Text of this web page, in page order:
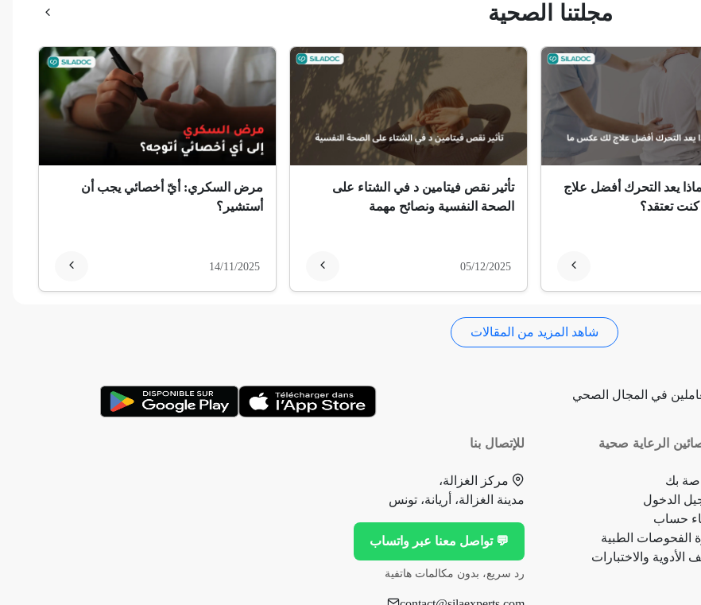
مجلتنا الصحية
يعد التحرك أفضل علاج
تعتقد؟
تأثير نقص فيتامين د في الشتاء على
الصحة النفسية ونصائح مهمة
05/12/2025
مرض السكري: أيّ أخصائي يجب أن
أستشير؟
14/11/2025
شاهد المزيد من المقالات
في المجال الصحي
الرعاية صحية
بك
الدخول
حساب
الفحوصات الطبية
الأدوية والاختبارات
للإتصال بنا
مركز الغزالة،
مدينة الغزالة، أريانة، تونس
💬 تواصل معنا عبر واتساب
رد سريع، بدون مكالمات هاتفية